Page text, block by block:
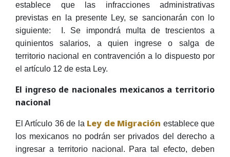
establece que las infracciones administrativas
previstas en la presente Ley, se sancionarán con lo
siguiente: I. Se impondrá multa de trescientos a
quinientos salarios, a quien ingrese o salga de
territorio nacional en contravención a lo dispuesto por
el artículo 12 de esta Ley.
El ingreso de nacionales mexicanos a territorio
nacional
El Artículo 36 de la Ley de Migración establece que
los mexicanos no podrán ser privados del derecho a
ingresar a territorio nacional. Para tal efecto, deben